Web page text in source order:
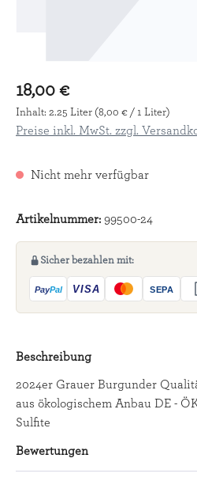
18,00 €
Inhalt: 2.25 Liter (8,00 € / 1 Liter)
Preise inkl. MwSt. zzgl.
Nicht mehr verfügbar
Artikelnummer: 99500-24
Sicher bezahlen mit:
Beschreibung
2024er Grauer Burgunder
aus ökologischem Anbau DE -
Sulfite
Bewertungen